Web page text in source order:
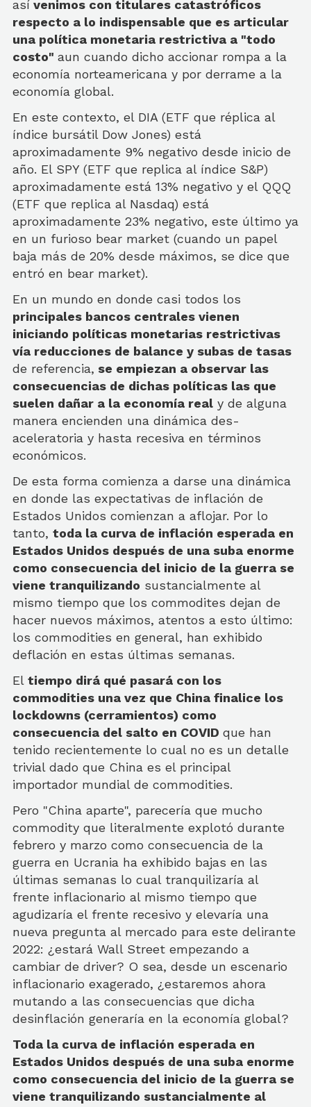
así venimos con titulares catastróficos
respecto a lo indispensable que es articular
una política monetaria restrictiva a "todo
costo" aun cuando dicho accionar rompa a la
economía norteamericana y por derrame a la
economía global.
En este contexto, el DIA (ETF que réplica al
índice bursátil Dow Jones) está
aproximadamente 9% negativo desde inicio de
año. El SPY (ETF que replica al índice S&P)
aproximadamente está 13% negativo y el QQQ
(ETF que replica al Nasdaq) está
aproximadamente 23% negativo, este último ya
en un furioso bear market (cuando un papel
baja más de 20% desde máximos, se dice que
entró en bear market).
En un mundo en donde casi todos los
principales bancos centrales vienen
iniciando políticas monetarias restrictivas
vía reducciones de balance y subas de tasas
de referencia, se empiezan a observar las
consecuencias de dichas políticas las que
suelen dañar a la economía real y de alguna
manera encienden una dinámica des-
aceleratoria y hasta recesiva en términos
económicos.
De esta forma comienza a darse una dinámica
en donde las expectativas de inflación de
Estados Unidos comienzan a aflojar. Por lo
tanto, toda la curva de inflación esperada en
Estados Unidos después de una suba enorme
como consecuencia del inicio de la guerra se
viene tranquilizando sustancialmente al
mismo tiempo que los commodites dejan de
hacer nuevos máximos, atentos a esto último:
los commodities en general, han exhibido
deflación en estas últimas semanas.
El tiempo dirá qué pasará con los
commodities una vez que China finalice los
lockdowns (cerramientos) como
consecuencia del salto en COVID que han
tenido recientemente lo cual no es un detalle
trivial dado que China es el principal
importador mundial de commodities.
Pero "China aparte", parecería que mucho
commodity que literalmente explotó durante
febrero y marzo como consecuencia de la
guerra en Ucrania ha exhibido bajas en las
últimas semanas lo cual tranquilizaría al
frente inflacionario al mismo tiempo que
agudizaría el frente recesivo y elevaría una
nueva pregunta al mercado para este delirante
2022: ¿estará Wall Street empezando a
cambiar de driver? O sea, desde un escenario
inflacionario exagerado, ¿estaremos ahora
mutando a las consecuencias que dicha
desinflación generaría en la economía global?
Toda la curva de inflación esperada en
Estados Unidos después de una suba enorme
como consecuencia del inicio de la guerra se
viene tranquilizando sustancialmente al